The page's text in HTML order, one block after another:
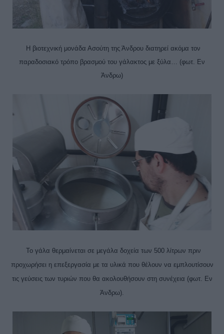
Η βιοτεχνική μονάδα Ασούτη της Άνδρου διατηρεί ακόμα τον
παραδοσιακό τρόπο βρασμού του γάλακτος με ξύλα… (φωτ. Εν
Άνδρω)
Το γάλα θερμαίνεται σε μεγάλα δοχεία των 500 λίτρων πριν
προχωρήσει η επεξεργασία με τα υλικά που θέλουν να εμπλουτίσουν
τις γεύσεις των τυριών που θα ακολουθήσουν στη συνέχεια (φωτ. Εν
Άνδρω).